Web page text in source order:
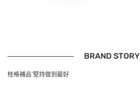
BRAND STORY
桂格補品˙堅持做到最好